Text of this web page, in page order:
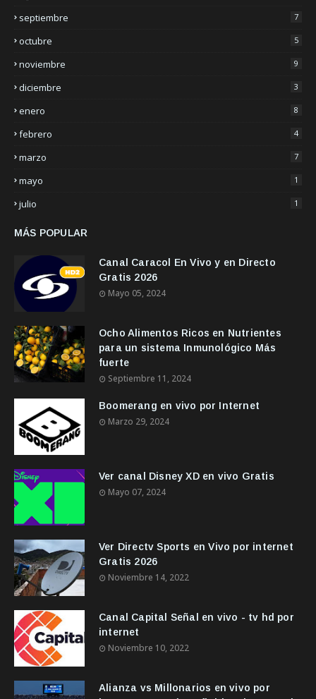
septiembre 7
octubre 5
noviembre 9
diciembre 3
enero 8
febrero 4
marzo 7
mayo 1
julio 1
MÁS POPULAR
Canal Caracol En Vivo y en Directo
Gratis 2026
Mayo 05, 2024
Ocho Alimentos Ricos en Nutrientes
para un sistema Inmunológico Más
fuerte
Septiembre 11, 2024
Boomerang en vivo por Internet
Marzo 29, 2024
Ver canal Disney XD en vivo Gratis
Mayo 07, 2024
Ver Directv Sports en Vivo por internet
Gratis 2026
Noviembre 14, 2022
Canal Capital Señal en vivo - tv hd por
internet
Noviembre 10, 2022
Alianza vs Millonarios en vivo por